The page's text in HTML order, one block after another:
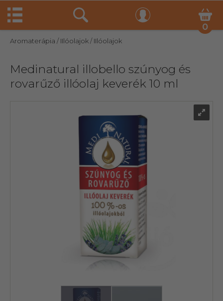
0
Aromaterápia / IIlóolajok/ IIlóolajok
Medinatural illobello szúnyog és
rovarűző illóolaj keverék 10 ml